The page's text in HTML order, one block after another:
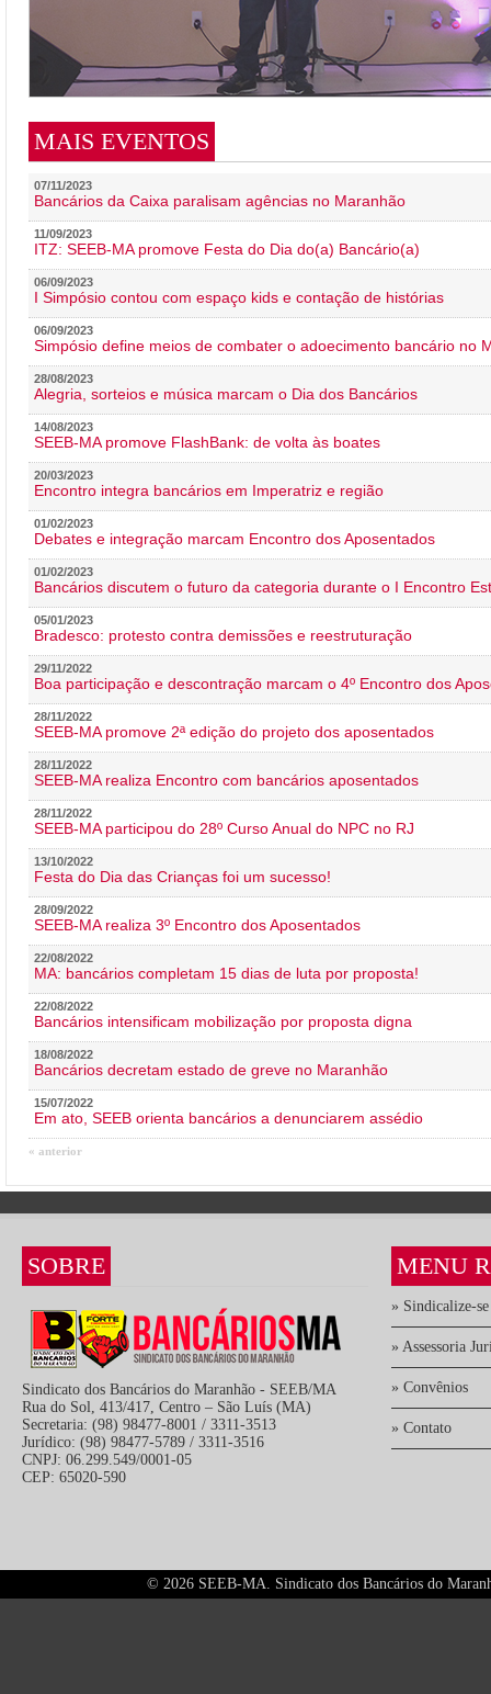
MAIS EVENTOS
07/11/2023
Bancários da Caixa paralisam agências no Maranhão
11/09/2023
ITZ: SEEB-MA promove Festa do Dia do(a) Bancário(a)
06/09/2023
I Simpósio contou com espaço kids e contação de histórias
06/09/2023
Simpósio define meios de combater o adoecimento bancário no
28/08/2023
Alegria, sorteios e música marcam o Dia dos Bancários
14/08/2023
SEEB-MA promove FlashBank: de volta às boates
20/03/2023
Encontro integra bancários em Imperatriz e região
01/02/2023
Debates e integração marcam Encontro dos Aposentados
01/02/2023
Bancários discutem o futuro da categoria durante o I Encontro
05/01/2023
Bradesco: protesto contra demissões e reestruturação
29/11/2022
Boa participação e descontração marcam o 4º Encontro dos
28/11/2022
SEEB-MA promove 2ª edição do projeto dos aposentados
28/11/2022
SEEB-MA realiza Encontro com bancários aposentados
28/11/2022
SEEB-MA participou do 28º Curso Anual do NPC no RJ
13/10/2022
Festa do Dia das Crianças foi um sucesso!
28/09/2022
SEEB-MA realiza 3º Encontro dos Aposentados
22/08/2022
MA: bancários completam 15 dias de luta por proposta!
22/08/2022
Bancários intensificam mobilização por proposta digna
18/08/2022
Bancários decretam estado de greve no Maranhão
15/07/2022
Em ato, SEEB orienta bancários a denunciarem assédio
« anterior
SOBRE
Sindicato dos Bancários do Maranhão - SEEB/MA
Rua do Sol, 413/417, Centro – São Luís (MA)
Secretaria: (98) 98477-8001 / 3311-3513
Jurídico: (98) 98477-5789 / 3311-3516
CNPJ: 06.299.549/0001-05
CEP: 65020-590
MENU
» Sindicalize-se
» Assessoria
» Convênios
» Contato
© 2026 SEEB-MA. Sindicato dos Bancários do